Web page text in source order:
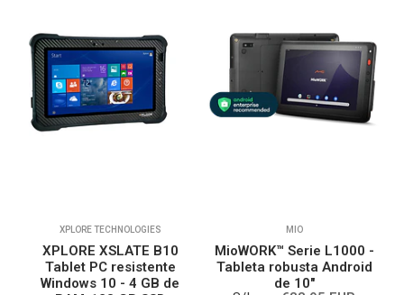
XPLORE TECHNOLOGIES
XPLORE XSLATE B10
Tablet PC resistente
Windows 10 - 4 GB de
MIO
MioWORK™ Serie L1000 -
Tableta robusta Android
de 10"